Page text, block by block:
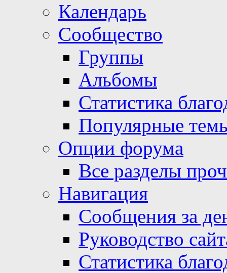
Календарь
Сообщество
Группы
Альбомы
Статистика
Популярные
Опции форума
Все разделы
Навигация
Сообщения за
Руководство
Статистика